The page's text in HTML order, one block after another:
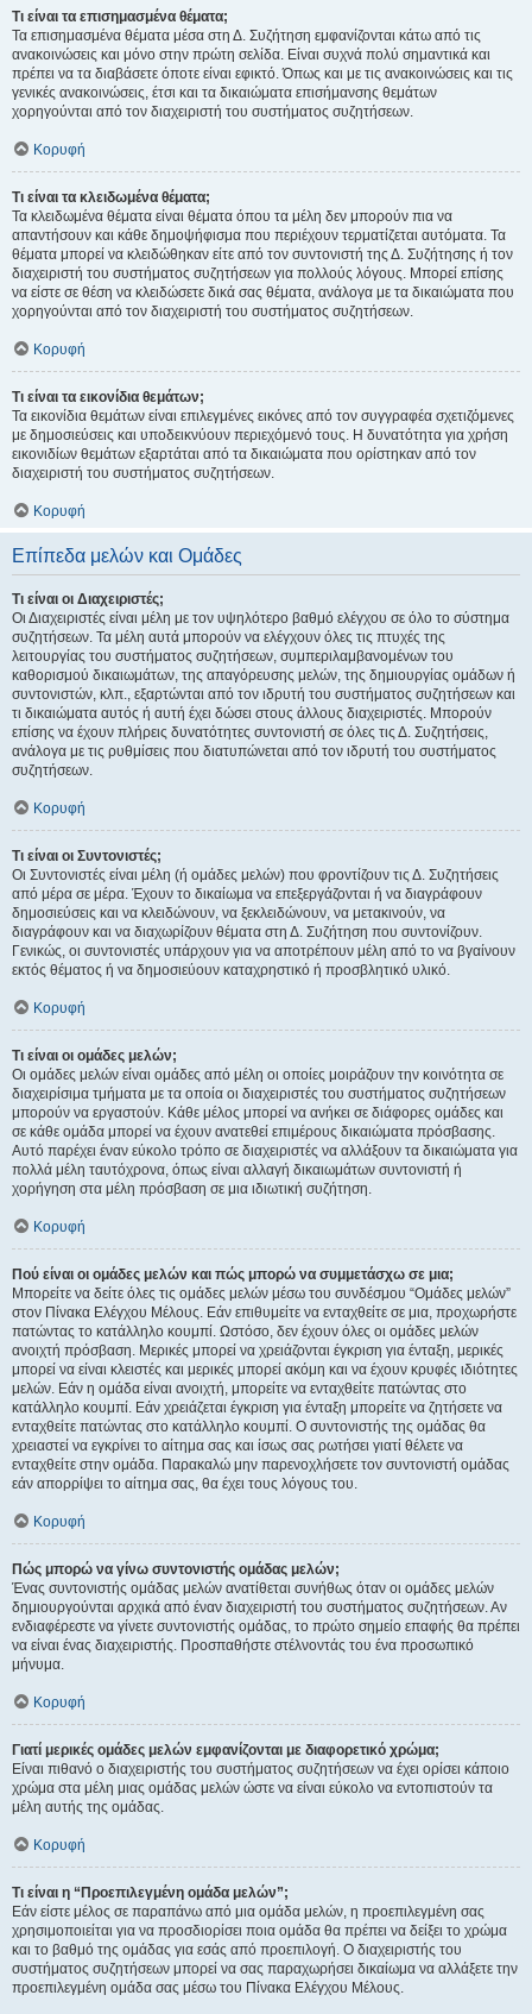
Τι είναι τα επισημασμένα θέματα;
Τα επισημασμένα θέματα μέσα στη Δ. Συζήτηση εμφανίζονται κάτω από τις
ανακοινώσεις και μόνο στην πρώτη σελίδα. Είναι συχνά πολύ σημαντικά και
πρέπει να τα διαβάσετε όποτε είναι εφικτό. Όπως και με τις ανακοινώσεις και τις
γενικές ανακοινώσεις, έτσι και τα δικαιώματα επισήμανσης θεμάτων
χορηγούνται από τον διαχειριστή του συστήματος συζητήσεων.
Κορυφή
Τι είναι τα κλειδωμένα θέματα;
Τα κλειδωμένα θέματα είναι θέματα όπου τα μέλη δεν μπορούν πια να
απαντήσουν και κάθε δημοψήφισμα που περιέχουν τερματίζεται αυτόματα. Τα
θέματα μπορεί να κλειδώθηκαν είτε από τον συντονιστή της Δ. Συζήτησης ή τον
διαχειριστή του συστήματος συζητήσεων για πολλούς λόγους. Μπορεί επίσης
να είστε σε θέση να κλειδώσετε δικά σας θέματα, ανάλογα με τα δικαιώματα που
χορηγούνται από τον διαχειριστή του συστήματος συζητήσεων.
Κορυφή
Τι είναι τα εικονίδια θεμάτων;
Τα εικονίδια θεμάτων είναι επιλεγμένες εικόνες από τον συγγραφέα σχετιζόμενες
με δημοσιεύσεις και υποδεικνύουν περιεχόμενό τους. Η δυνατότητα για χρήση
εικονιδίων θεμάτων εξαρτάται από τα δικαιώματα που ορίστηκαν από τον
διαχειριστή του συστήματος συζητήσεων.
Κορυφή
Επίπεδα μελών και Ομάδες
Τι είναι οι Διαχειριστές;
Οι Διαχειριστές είναι μέλη με τον υψηλότερο βαθμό ελέγχου σε όλο το σύστημα
συζητήσεων. Τα μέλη αυτά μπορούν να ελέγχουν όλες τις πτυχές της
λειτουργίας του συστήματος συζητήσεων, συμπεριλαμβανομένων του
καθορισμού δικαιωμάτων, της απαγόρευσης μελών, της δημιουργίας ομάδων ή
συντονιστών, κλπ., εξαρτώνται από τον ιδρυτή του συστήματος συζητήσεων και
τι δικαιώματα αυτός ή αυτή έχει δώσει στους άλλους διαχειριστές. Μπορούν
επίσης να έχουν πλήρεις δυνατότητες συντονιστή σε όλες τις Δ. Συζητήσεις,
ανάλογα με τις ρυθμίσεις που διατυπώνεται από τον ιδρυτή του συστήματος
συζητήσεων.
Κορυφή
Τι είναι οι Συντονιστές;
Οι Συντονιστές είναι μέλη (ή ομάδες μελών) που φροντίζουν τις Δ. Συζητήσεις
από μέρα σε μέρα. Έχουν το δικαίωμα να επεξεργάζονται ή να διαγράφουν
δημοσιεύσεις και να κλειδώνουν, να ξεκλειδώνουν, να μετακινούν, να
διαγράφουν και να διαχωρίζουν θέματα στη Δ. Συζήτηση που συντονίζουν.
Γενικώς, οι συντονιστές υπάρχουν για να αποτρέπουν μέλη από το να βγαίνουν
εκτός θέματος ή να δημοσιεύουν καταχρηστικό ή προσβλητικό υλικό.
Κορυφή
Τι είναι οι ομάδες μελών;
Οι ομάδες μελών είναι ομάδες από μέλη οι οποίες μοιράζουν την κοινότητα σε
διαχειρίσιμα τμήματα με τα οποία οι διαχειριστές του συστήματος συζητήσεων
μπορούν να εργαστούν. Κάθε μέλος μπορεί να ανήκει σε διάφορες ομάδες και
σε κάθε ομάδα μπορεί να έχουν ανατεθεί επιμέρους δικαιώματα πρόσβασης.
Αυτό παρέχει έναν εύκολο τρόπο σε διαχειριστές να αλλάξουν τα δικαιώματα για
πολλά μέλη ταυτόχρονα, όπως είναι αλλαγή δικαιωμάτων συντονιστή ή
χορήγηση στα μέλη πρόσβαση σε μια ιδιωτική συζήτηση.
Κορυφή
Πού είναι οι ομάδες μελών και πώς μπορώ να συμμετάσχω σε μια;
Μπορείτε να δείτε όλες τις ομάδες μελών μέσω του συνδέσμου “Ομάδες μελών”
στον Πίνακα Ελέγχου Μέλους. Εάν επιθυμείτε να ενταχθείτε σε μια, προχωρήστε
πατώντας το κατάλληλο κουμπί. Ωστόσο, δεν έχουν όλες οι ομάδες μελών
ανοιχτή πρόσβαση. Μερικές μπορεί να χρειάζονται έγκριση για ένταξη, μερικές
μπορεί να είναι κλειστές και μερικές μπορεί ακόμη και να έχουν κρυφές ιδιότητες
μελών. Εάν η ομάδα είναι ανοιχτή, μπορείτε να ενταχθείτε πατώντας στο
κατάλληλο κουμπί. Εάν χρειάζεται έγκριση για ένταξη μπορείτε να ζητήσετε να
ενταχθείτε πατώντας στο κατάλληλο κουμπί. Ο συντονιστής της ομάδας θα
χρειαστεί να εγκρίνει το αίτημα σας και ίσως σας ρωτήσει γιατί θέλετε να
ενταχθείτε στην ομάδα. Παρακαλώ μην παρενοχλήσετε τον συντονιστή ομάδας
εάν απορρίψει το αίτημα σας, θα έχει τους λόγους του.
Κορυφή
Πώς μπορώ να γίνω συντονιστής ομάδας μελών;
Ένας συντονιστής ομάδας μελών ανατίθεται συνήθως όταν οι ομάδες μελών
δημιουργούνται αρχικά από έναν διαχειριστή του συστήματος συζητήσεων. Αν
ενδιαφέρεστε να γίνετε συντονιστής ομάδας, το πρώτο σημείο επαφής θα πρέπει
να είναι ένας διαχειριστής. Προσπαθήστε στέλνοντάς του ένα προσωπικό
μήνυμα.
Κορυφή
Γιατί μερικές ομάδες μελών εμφανίζονται με διαφορετικό χρώμα;
Είναι πιθανό ο διαχειριστής του συστήματος συζητήσεων να έχει ορίσει κάποιο
χρώμα στα μέλη μιας ομάδας μελών ώστε να είναι εύκολο να εντοπιστούν τα
μέλη αυτής της ομάδας.
Κορυφή
Τι είναι η “Προεπιλεγμένη ομάδα μελών”;
Εάν είστε μέλος σε παραπάνω από μια ομάδα μελών, η προεπιλεγμένη σας
χρησιμοποιείται για να προσδιορίσει ποια ομάδα θα πρέπει να δείξει το χρώμα
και το βαθμό της ομάδας για εσάς από προεπιλογή. Ο διαχειριστής του
συστήματος συζητήσεων μπορεί να σας παραχωρήσει δικαίωμα να αλλάξετε την
προεπιλεγμένη ομάδα σας μέσω του Πίνακα Ελέγχου Μέλους.